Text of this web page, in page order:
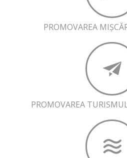
PROMOVAREA
PROMOVAREA